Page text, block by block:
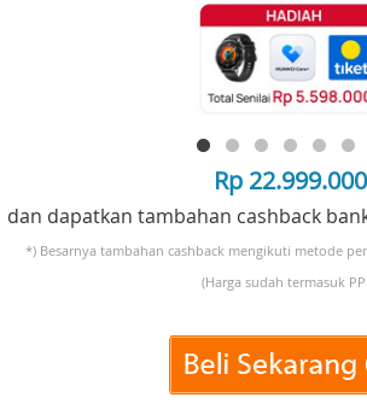
Rp 22.999.000
dan dapatkan tambahan cashback
*) Besarnya tambahan cashback mengikuti metode
(Harga sudah termasuk